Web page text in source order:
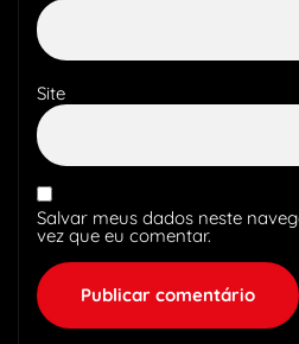
Site
Salvar meus dados neste
vez que eu comentar.